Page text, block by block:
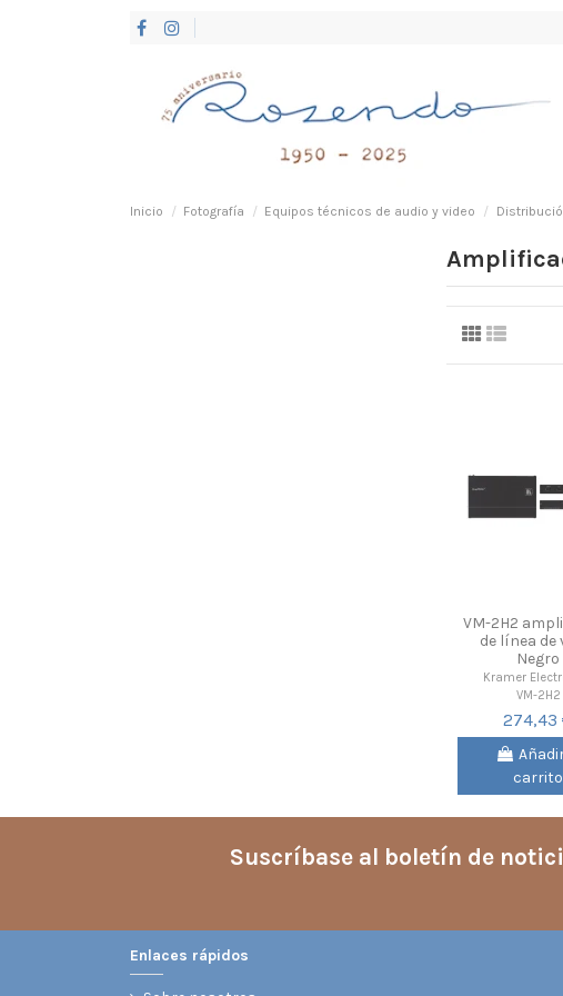
Inicio Fotografía Equipos técnicos de audio y video
VM-2H2
de línea de
Negro
Kramer
VM-2H2
274,43
carrito
Suscríbase al boletín de
Enlaces rápidos